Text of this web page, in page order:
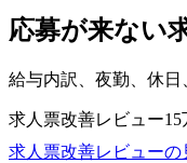
応募が来ない
給与内訳、夜勤、休日
求人票改善レビュー15
求人票改善レビューの